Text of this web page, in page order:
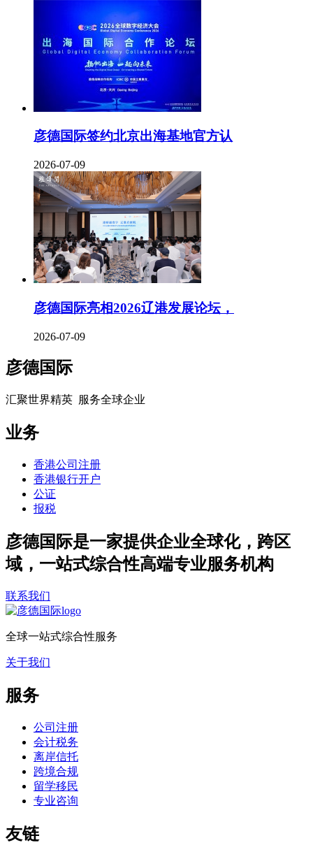
彦德国际签约北京出海基地官方认
2026-07-09
彦德国际亮相2026辽港发展论坛，
2026-07-09
彦德国际
汇聚世界精英 服务全球企业
业务
香港公司注册
香港银行开户
公证
报税
彦德国际是一家提供企业全球化，跨区
域，一站式综合性高端专业服务机构
联系我们
全球一站式综合性服务
关于我们
服务
公司注册
会计税务
离岸信托
跨境合规
留学移民
专业咨询
友链